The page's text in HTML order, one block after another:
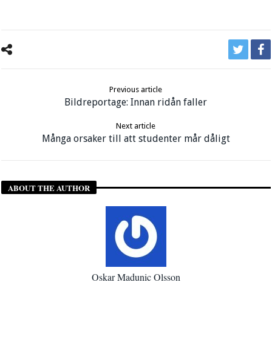
Previous article
Bildreportage: Innan ridån faller
Next article
Många orsaker till att studenter mår dåligt
ABOUT THE AUTHOR
Oskar Madunic Olsson